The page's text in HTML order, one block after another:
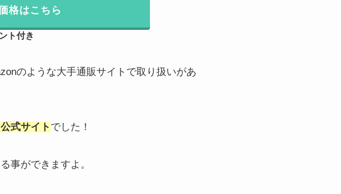
格はこちら
ト付き
のような大手通販サイトで取り扱いがあ
公式サイト でした！
事ができますよ。